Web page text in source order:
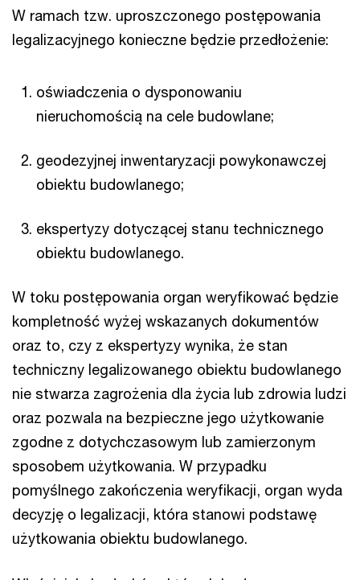
W ramach tzw. uproszczonego postępowania
legalizacyjnego konieczne będzie przedłożenie:
oświadczenia o dysponowaniu
nieruchomością na cele budowlane;
geodezyjnej inwentaryzacji powykonawczej
obiektu budowlanego;
ekspertyzy dotyczącej stanu technicznego
obiektu budowlanego.
W toku postępowania organ weryfikować będzie
kompletność wyżej wskazanych dokumentów
oraz to, czy z ekspertyzy wynika, że stan
techniczny legalizowanego obiektu budowlanego
nie stwarza zagrożenia dla życia lub zdrowia ludzi
oraz pozwala na bezpieczne jego użytkowanie
zgodne z dotychczasowym lub zamierzonym
sposobem użytkowania. W przypadku
pomyślnego zakończenia weryfikacji, organ wyda
decyzję o legalizacji, która stanowi podstawę
użytkowania obiektu budowlanego.